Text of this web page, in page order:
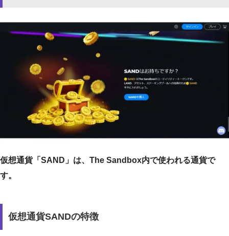
仮想通貨「SAND」は、The Sandbox内で使われる通貨で
す。
仮想通貨SANDの特徴